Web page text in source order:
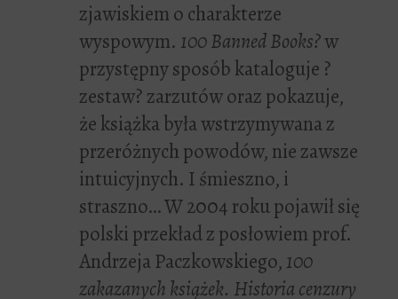
zjawiskiem o charakterze
wyspowym. 100 Banned Books?w
przystępny sposób kataloguje ?
zestaw? zarzutów oraz pokazuje,
że książka była wstrzymywana z
przeróżnych powodów, nie zawsze
intuicyjnych. I śmieszno, i
straszno… W 2004 roku pojawił się
polski przekład z posłowiem prof.
Andrzeja Paczkowskiego,100
zakazanych książek. Historia cenzury